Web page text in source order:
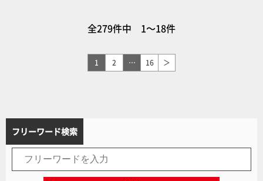
ガンダムは塗装とマーキング
全279件中 1～18件
1 2 … 16 ＞
フリーワード検索